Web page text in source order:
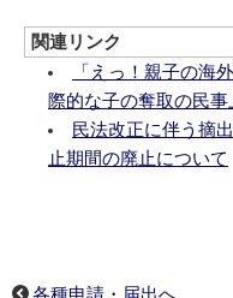
関連リンク
「えっ！親子の海
際的な子の奪取の民
民法改正に伴う摘
止期間の廃止について